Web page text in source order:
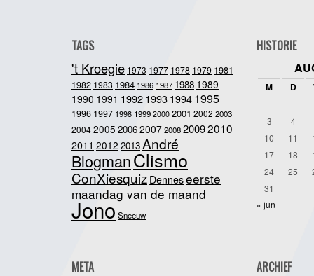
TAGS
't Kroegie 1973 1977 1978 1979 1981
1982 1983 1984 1986 1987 1988 1989
1990 1991 19921993 1994 1995
1996 1997 1998 1999 2000 2001 2002 2003
20042005 20062007200820092010
2011 2012 2013André
BlogmanClismo
ConXiesquiz Denneseerste
maandag van de maand
JonoSneeuw
HISTORIE
M D
3
4
10
11
17
18
24
25
31
« jun
META ARCHIEF